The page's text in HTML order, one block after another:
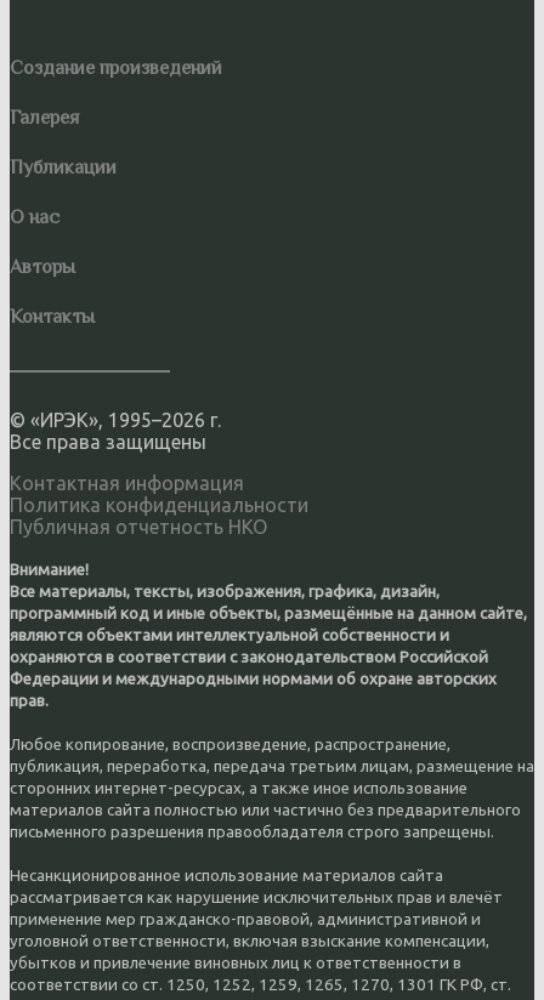
Создание произведений
Галерея
Публикации
О нас
Авторы
Контакты
© «ИРЭК», 1995–2026 г.
Все права защищены
Контактная информация
Политика конфиденциальности
Публичная отчетность НКО
Внимание!
Все материалы, тексты, изображения, графика, дизайн,
программный код и иные объекты, размещённые на данном сайте,
являются объектами интеллектуальной собственности и
охраняются в соответствии с законодательством Российской
Федерации и международными нормами об охране авторских
прав.
Любое копирование, воспроизведение, распространение,
публикация, переработка, передача третьим лицам, размещение на
сторонних интернет-ресурсах, а также иное использование
материалов сайта полностью или частично без предварительного
письменного разрешения правообладателя строго запрещены.
Несанкционированное использование материалов сайта
рассматривается как нарушение исключительных прав и влечёт
применение мер гражданско-правовой, административной и
уголовной ответственности, включая взыскание компенсации,
убытков и привлечение виновных лиц к ответственности в
соответствии со ст. 1250, 1252, 1259, 1265, 1270, 1301 ГК РФ, ст.